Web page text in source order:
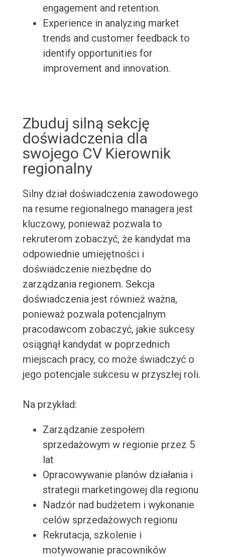
engagement and retention.
Experience in analyzing market
trends and customer feedback to
identify opportunities for
improvement and innovation.
Zbuduj silną sekcję
doświadczenia dla
swojego CV Kierownik
regionalny
Silny dział doświadczenia zawodowego
na resume regionalnego managera jest
kluczowy, ponieważ pozwala to
rekruterom zobaczyć, że kandydat ma
odpowiednie umiejętności i
doświadczenie niezbędne do
zarządzania regionem. Sekcja
doświadczenia jest również ważna,
ponieważ pozwala potencjalnym
pracodawcom zobaczyć, jakie sukcesy
osiągnął kandydat w poprzednich
miejscach pracy, co może świadczyć o
jego potencjale sukcesu w przyszłej roli.
Na przykład:
Zarządzanie zespołem
sprzedażowym w regionie przez 5
lat
Opracowywanie planów działania i
strategii marketingowej dla regionu
Nadzór nad budżetem i wykonanie
celów sprzedażowych regionu
Rekrutacja, szkolenie i
motywowanie pracowników